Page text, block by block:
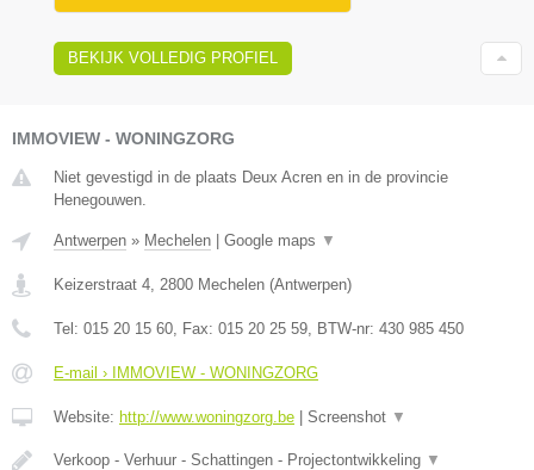
BEKIJK VOLLEDIG PROFIEL
IMMOVIEW - WONINGZORG
Niet gevestigd in de plaats Deux Acren en in de provincie
Henegouwen.
Antwerpen » Mechelen Google maps ▼
Keizerstraat 4 2800 Mechelen (Antwerpen)
Tel: 015 20 15 60 , Fax: 015 20 25 59 , BTW-nr: 430 985 450
E-mail › IMMOVIEW - WONINGZORG
Website: http://www.woningzorg.be Screenshot ▼
Verkoop - Verhuur - Schattingen - Projectontwikkeling ▼